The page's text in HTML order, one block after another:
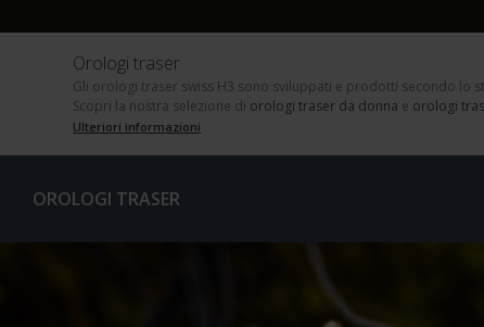
Orologi traser
Gli orologi traser swiss H3 sono sviluppati e prodotti secondo lo
Scopri la nostra selezione di orologi traser da donna e orologi
Ulteriori informazioni
OROLOGI TRASER